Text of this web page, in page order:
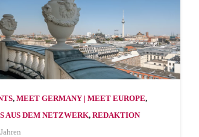
, MEET GERMANY | MEET EUROPE,
AUS DEM NETZWERK, REDAKTION